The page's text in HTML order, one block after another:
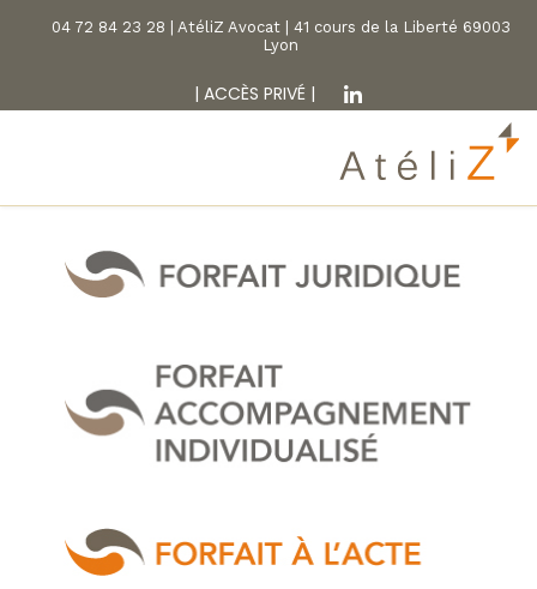
04 72 84 23 28 | AtéliZ Avocat | 41 cours de la Liberté 69003
Lyon
| ACCÈS PRIVÉ |